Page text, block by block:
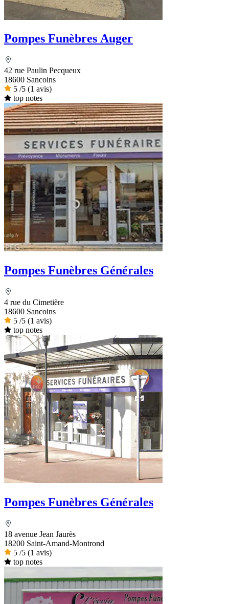
Pompes Funèbres Auger
42 rue Paulin Pecqueux
18600 Sancoins
5 /5 (1 avis)
top notes
Pompes Funèbres Générales
4 rue du Cimetière
18600 Sancoins
5 /5 (1 avis)
top notes
Pompes Funèbres Générales
18 avenue Jean Jaurès
18200 Saint-Amand-Montrond
5 /5 (1 avis)
top notes